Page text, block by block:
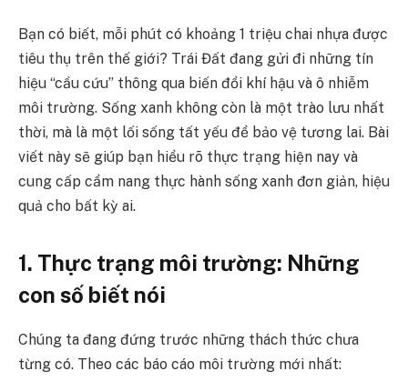
Bạn có biết, mỗi phút có khoảng 1 triệu chai nhựa được
tiêu thụ trên thế giới? Trái Đất đang gửi đi những tín
hiệu “cầu cứu” thông qua biến đổi khí hậu và ô nhiễm
môi trường. Sống xanh không còn là một trào lưu nhất
thời, mà là một lối sống tất yếu để bảo vệ tương lai. Bài
viết này sẽ giúp bạn hiểu rõ thực trạng hiện nay và
cung cấp cẩm nang thực hành sống xanh đơn giản, hiệu
quả cho bất kỳ ai.
1. Thực trạng môi trường: Những
con số biết nói
Chúng ta đang đứng trước những thách thức chưa
từng có. Theo các báo cáo môi trường mới nhất: